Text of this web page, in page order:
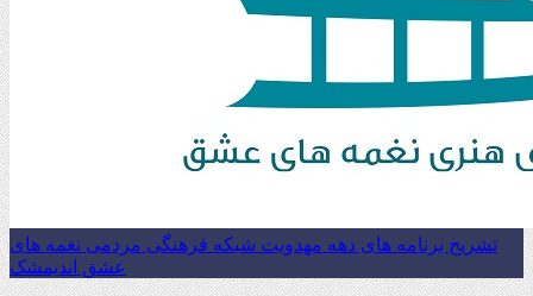
تشریح برنامه های دهه مهدویت شبکه فرهنگی مردمی نغمه های
عشق اندیمشک